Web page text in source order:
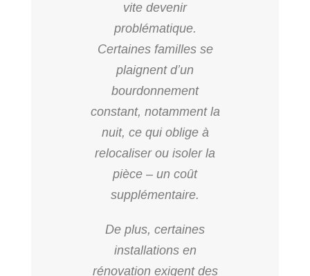
vite devenir
problématique.
Certaines familles se
plaignent d’un
bourdonnement
constant, notamment la
nuit, ce qui oblige à
relocaliser ou isoler la
pièce – un coût
supplémentaire.
De plus, certaines
installations en
rénovation exigent des